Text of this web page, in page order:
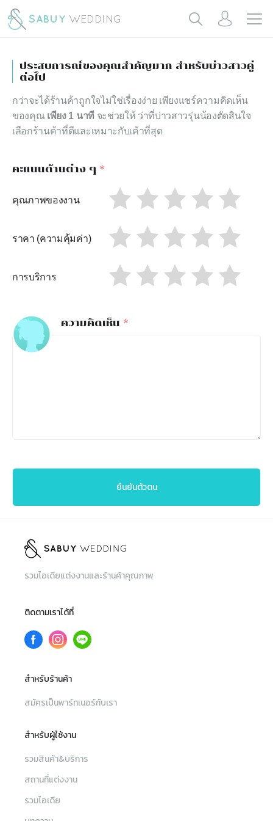
ประสบการณ์ของคุณสำคัญมาก สำหรับบ่าวสาวคู่
ต่อไป
กว่าจะได้ร้านค้าถูกใจไม่ใช่เรื่องง่าย เพียงแชร์ความคิดเห็น
ของคุณ เพียง 1 นาที จะช่วยให้ ว่าที่บ่าวสาวรุ่นน้องตัดสินใจ
เลือกร้านค้าที่ดีและเหมาะกับเค้าที่สุด
คะแนนด้านต่าง ๆ *
คุณภาพของงาน
ราคา (ความคุ้มค่า)
การบริการ
ความคิดเห็น *
ยืนยันตัวตน
รวมไอเดียแต่งงานและร้านค้าคุณภาพ
ติดตามเราได้ที่
สำหรับร้านค้า
สมัครเป็นพาร์ทเนอร์กับเรา
สำหรับผู้ใช้งาน
รวมสินค้า&บริการ
สถานที่แต่งงาน
รวมไอเดีย